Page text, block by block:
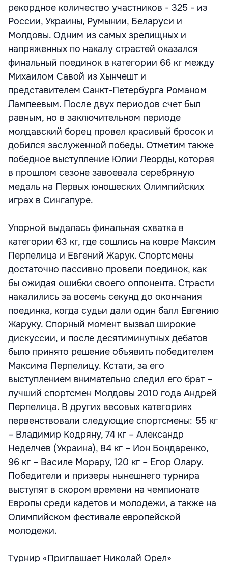
рекордное количество участников - 325 - из
России, Украины, Румынии, Беларуси и
Молдовы. Одним из самых зрелищных и
напряженных по накалу страстей оказался
финальный поединок в категории 66 кг между
Михаилом Савой из Хынчешт и
представителем Санкт-Петербурга Романом
Лампеевым. После двух периодов счет был
равным, но в заключительном периоде
молдавский борец провел красивый бросок и
добился заслуженной победы. Отметим также
победное выступление Юлии Леорды, которая
в прошлом сезоне завоевала серебряную
медаль на Первых юношеских Олимпийских
играх в Сингапуре.
Упорной выдалась финальная схватка в
категории 63 кг, где сошлись на ковре Максим
Перпелица и Евгений Жарук. Спортсмены
достаточно пассивно провели поединок, как
бы ожидая ошибки своего оппонента. Страсти
накалились за восемь секунд до окончания
поединка, когда судьи дали один балл Евгению
Жаруку. Спорный момент вызвал широкие
дискуссии, и после десятиминутных дебатов
было принято решение объявить победителем
Максима Перпелицу. Кстати, за его
выступлением внимательно следил его брат –
лучший спортсмен Молдовы 2010 года Андрей
Перпелица. В других весовых категориях
первенствовали следующие спортсмены: 55 кг
– Владимир Кодряну, 74 кг – Александр
Неделчев (Украина), 84 кг – Ион Бондаренко,
96 кг – Василе Морару, 120 кг – Егор Олару.
Победители и призеры нынешнего турнира
выступят в скором времени на чемпионате
Европы среди кадетов и молодежи, а также на
Олимпийском фестивале европейской
молодежи.
Турнир «Приглашает Николай Орел»